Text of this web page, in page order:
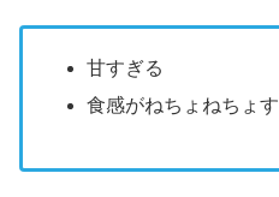
甘すぎる
食感がねちょねちょ